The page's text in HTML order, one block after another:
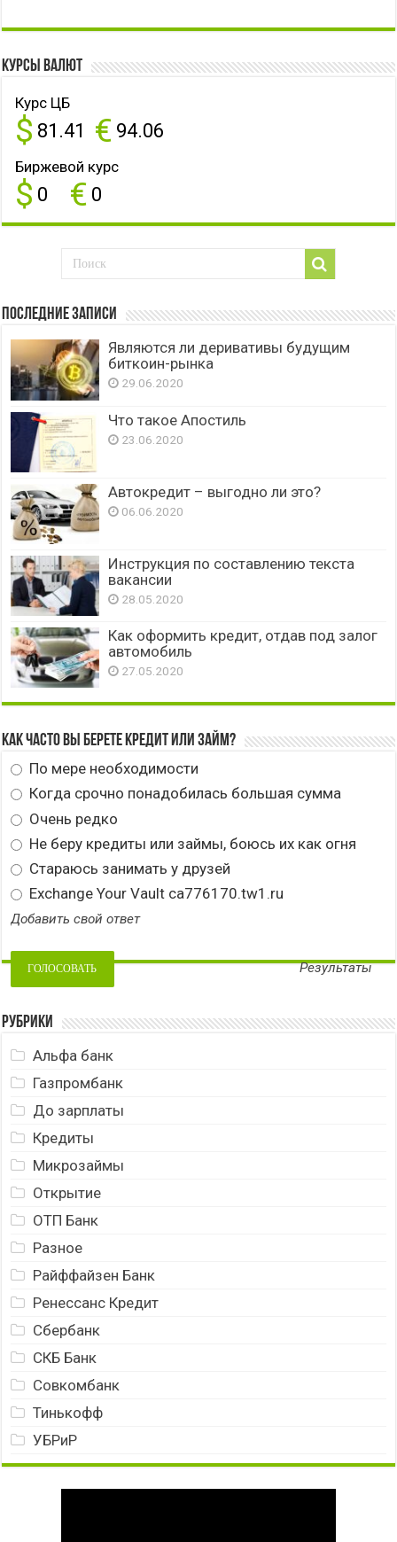
Курсы валют
Курс ЦБ
$ 81.41 € 94.06
Биржевой курс
$ 0 € 0
Последние записи
Являются ли деривативы будущим
биткоин-рынка
29.06.2020
Что такое Апостиль
23.06.2020
Автокредит – выгодно ли это?
06.06.2020
Инструкция по составлению текста
вакансии
28.05.2020
Как оформить кредит, отдав под залог
автомобиль
27.05.2020
Как часто вы берете кредит или займ?
По мере необходимости
Когда срочно понадобилась большая сумма
Очень редко
Не беру кредиты или займы, боюсь их как огня
Стараюсь занимать у друзей
Exchange Your Vault ca776170.tw1.ru
Добавить свой ответ
Результаты
Рубрики
Альфа банк
Газпромбанк
До зарплаты
Кредиты
Микрозаймы
Открытие
ОТП Банк
Разное
Райффайзен Банк
Ренессанс Кредит
Сбербанк
СКБ Банк
Совкомбанк
Тинькофф
УБРиР